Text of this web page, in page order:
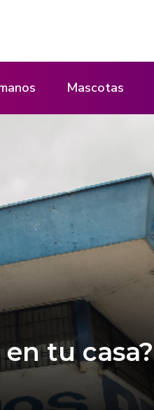
Mascotas
tu casa?